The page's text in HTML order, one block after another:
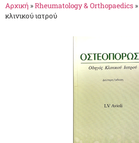
Αρχική »Rheumatology & Orthopaedics »
κλινικού ιατρού